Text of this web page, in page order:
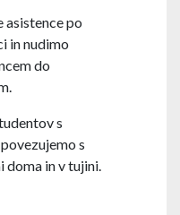
asistence po
in nudimo
do
s
s
in v tujini.